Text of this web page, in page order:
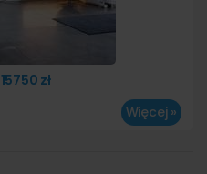
15750 zł
Więcej »